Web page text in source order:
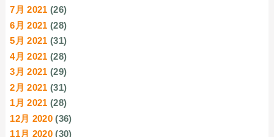
7月 2021 (26)
6月 2021 (28)
5月 2021 (31)
4月 2021 (28)
3月 2021 (29)
2月 2021 (31)
1月 2021 (28)
12月 2020 (36)
11月 2020 (30)